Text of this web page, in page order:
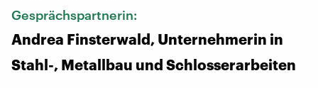
Gesprächspartnerin:
Andrea Finsterwald, Unternehmerin in
Stahl-, Metallbau und Schlosserarbeiten